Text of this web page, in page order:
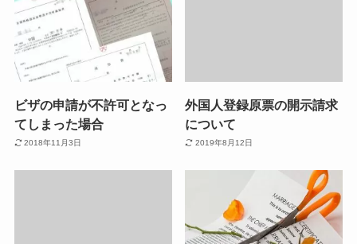
ビザの申請が不許可となっ
てしまった場合
2018年11月3日
外国人登録原票の開示請求
について
2019年8月12日